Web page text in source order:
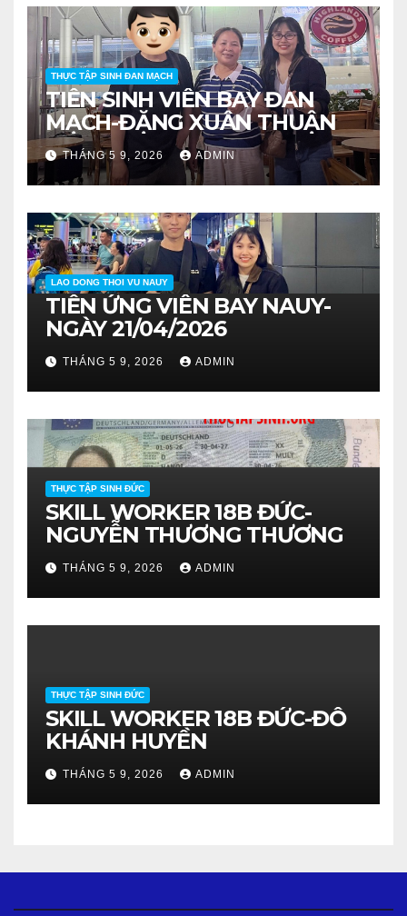
THỰC TẬP SINH ĐAN MẠCH
TIỄN SINH VIÊN BAY ĐAN
MẠCH-ĐẶNG XUÂN THUẬN
THÁNG 5 9, 2026 ADMIN
LAO DONG THOI VU NAUY
TIỄN ỨNG VIÊN BAY NAUY-
NGÀY 21/04/2026
THÁNG 5 9, 2026 ADMIN
THỰC TẬP SINH ĐỨC
SKILL WORKER 18B ĐỨC-
NGUYỄN THƯƠNG THƯƠNG
THÁNG 5 9, 2026 ADMIN
THỰC TẬP SINH ĐỨC
SKILL WORKER 18B ĐỨC-ĐỖ
KHÁNH HUYỀN
THÁNG 5 9, 2026 ADMIN